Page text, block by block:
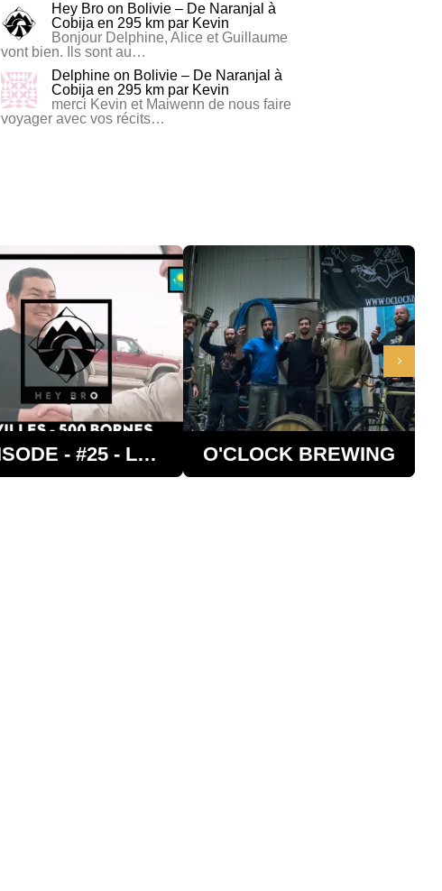
Hey Bro on Bolivie – De Naranjal à
Cobija en 295 km par Kevin
Bonjour Delphine, Alice et Guillaume
vont bien. Ils sont au…
Delphine on Bolivie – De Naranjal à
Cobija en 295 km par Kevin
merci Kevin et Maiwenn de nous faire
voyager avec vos récits…
EPISODE - #25 - LE KAZAKHSTAN- 3 VILLES ET
O'CLOCK BREWING